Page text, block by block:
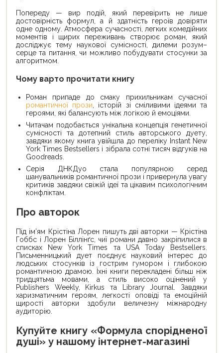
Попереду — вир подій, який перевірить не лише
достовірність формул, а й здатність героїв довіряти
одне одному. Атмосфера сучасності, легких комедійних
моментів і щирих переживань створює роман, який
досліджує тему наукової сумісності, дилеми розум–
серце та питання, чи можливо побудувати стосунки за
алгоритмом.
Чому варто прочитати книгу
Роман припаде до смаку прихильникам сучасної
романтичної прози, історій зі сміливими ідеями та
героями, які балансують між логікою й емоціями.
Читачам подобається унікальна концепція генетичної
сумісності та дотепний стиль авторського дуету,
завдяки якому книга увійшла до переліку Instant New
York Times Bestsellers і зібрала сотні тисяч відгуків на
Goodreads.
Серія ДНКДуо стала популярною серед
шанувальників романтичної прози і привернула увагу
критиків завдяки свіжій ідеї та цікавим психологічним
конфліктам.
Про авторок
Під ім’ям Крістіна Лорен пишуть дві авторки — Крістіна
Гоббс і Лорен Біллінґс, чиї романи давно закріпилися в
списках New York Times та USA Today Bestsellers.
Письменницький дует поєднує науковий інтерес до
людських стосунків із гострим гумором і глибокою
романтичною драмою. Їхні книги перекладені більш ніж
тридцятьма мовами, а стиль високо оцінений у
Publishers Weekly, Kirkus та Library Journal. Завдяки
харизматичним героям, легкості оповіді та емоційній
щирості авторки здобули величезну міжнародну
аудиторію.
Купуйте книгу «Формула спорідненої
душі» у нашому інтернет-магазині